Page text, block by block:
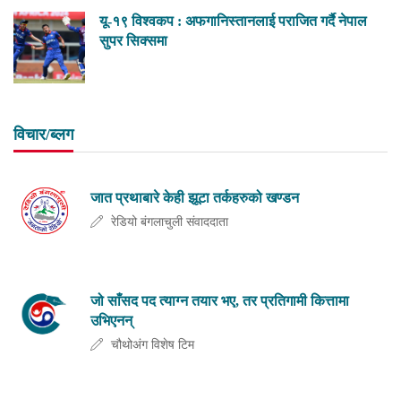
यू-१९ विश्वकप : अफगानिस्तानलाई पराजित गर्दै नेपाल
सुपर सिक्समा
विचार/ब्लग
जात प्रथाबारे केही झूटा तर्कहरुको खण्डन
रेडियो बंगलाचुली संवाददाता
जो साँसद पद त्याग्न तयार भए, तर प्रतिगामी कित्तामा
उभिएनन्
चौथोअंग विशेष टिम